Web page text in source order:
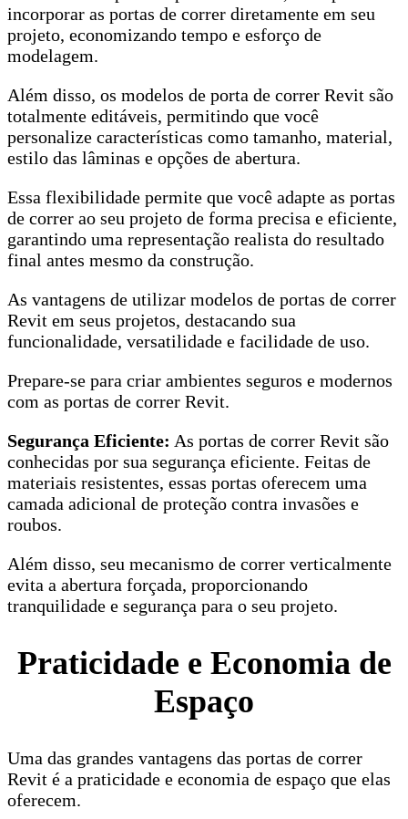
incorporar as portas de correr diretamente em seu
projeto, economizando tempo e esforço de
modelagem.
Além disso, os modelos de porta de correr Revit são
totalmente editáveis, permitindo que você
personalize características como tamanho, material,
estilo das lâminas e opções de abertura.
Essa flexibilidade permite que você adapte as portas
de correr ao seu projeto de forma precisa e eficiente,
garantindo uma representação realista do resultado
final antes mesmo da construção.
As vantagens de utilizar modelos de portas de correr
Revit em seus projetos, destacando sua
funcionalidade, versatilidade e facilidade de uso.
Prepare-se para criar ambientes seguros e modernos
com as portas de correr Revit.
Segurança Eficiente: As portas de correr Revit são
conhecidas por sua segurança eficiente. Feitas de
materiais resistentes, essas portas oferecem uma
camada adicional de proteção contra invasões e
roubos.
Além disso, seu mecanismo de correr verticalmente
evita a abertura forçada, proporcionando
tranquilidade e segurança para o seu projeto.
Praticidade e Economia de
Espaço
Uma das grandes vantagens das portas de correr
Revit é a praticidade e economia de espaço que elas
oferecem.